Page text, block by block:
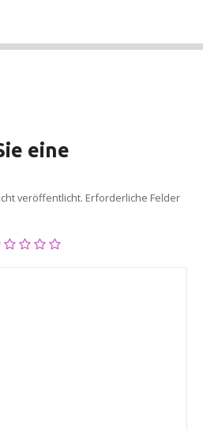
eine
veröffentlicht. Erforderliche Felder